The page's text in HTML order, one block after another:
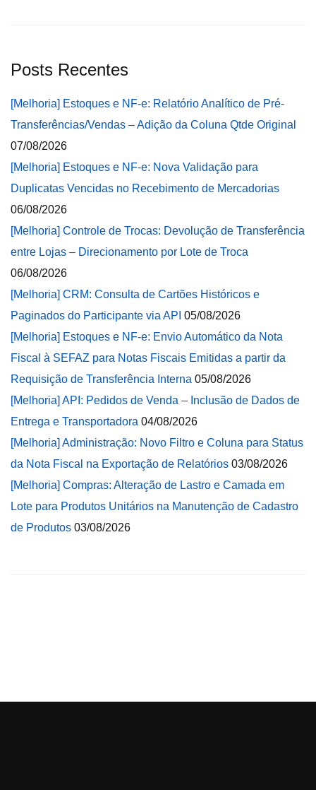
Posts Recentes
[Melhoria] Estoques e NF-e: Relatório Analítico de Pré-
Transferências/Vendas – Adição da Coluna Qtde Original
07/08/2026
[Melhoria] Estoques e NF-e: Nova Validação para
Duplicatas Vencidas no Recebimento de Mercadorias
06/08/2026
[Melhoria] Controle de Trocas: Devolução de Transferência
entre Lojas – Direcionamento por Lote de Troca
06/08/2026
[Melhoria] CRM: Consulta de Cartões Históricos e
Paginados do Participante via API 05/08/2026
[Melhoria] Estoques e NF-e: Envio Automático da Nota
Fiscal à SEFAZ para Notas Fiscais Emitidas a partir da
Requisição de Transferência Interna 05/08/2026
[Melhoria] API: Pedidos de Venda – Inclusão de Dados de
Entrega e Transportadora 04/08/2026
[Melhoria] Administração: Novo Filtro e Coluna para Status
da Nota Fiscal na Exportação de Relatórios 03/08/2026
[Melhoria] Compras: Alteração de Lastro e Camada em
Lote para Produtos Unitários na Manutenção de Cadastro
de Produtos 03/08/2026